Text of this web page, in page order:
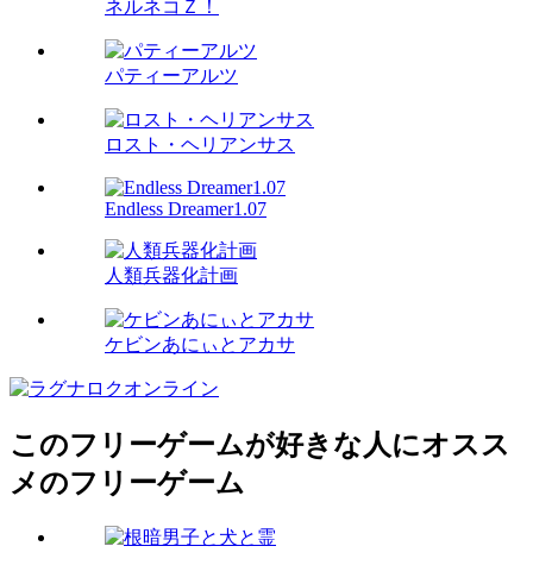
ネルネコＺ！
パティーアルツ
ロスト・ヘリアンサス
Endless Dreamer1.07
人類兵器化計画
ケビンあにぃとアカサ
このフリーゲームが好きな人にオスス
メのフリーゲーム